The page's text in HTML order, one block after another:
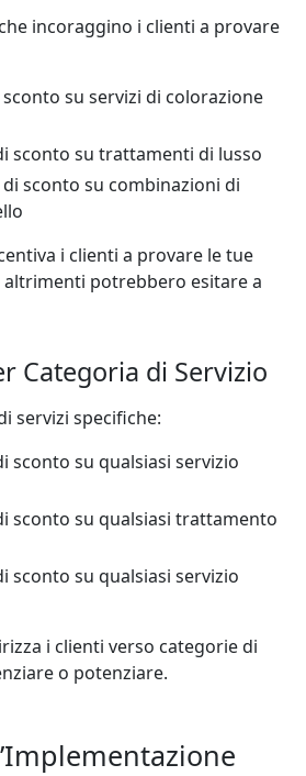
incoraggino i clienti a provare
su servizi di colorazione
sconto su trattamenti di lusso
sconto su combinazioni di
i clienti a provare le tue
potrebbero esitare a
Categoria di Servizio
servizi specifiche:
sconto su qualsiasi servizio
sconto su qualsiasi trattamento
sconto su qualsiasi servizio
i clienti verso categorie di
o potenziare.